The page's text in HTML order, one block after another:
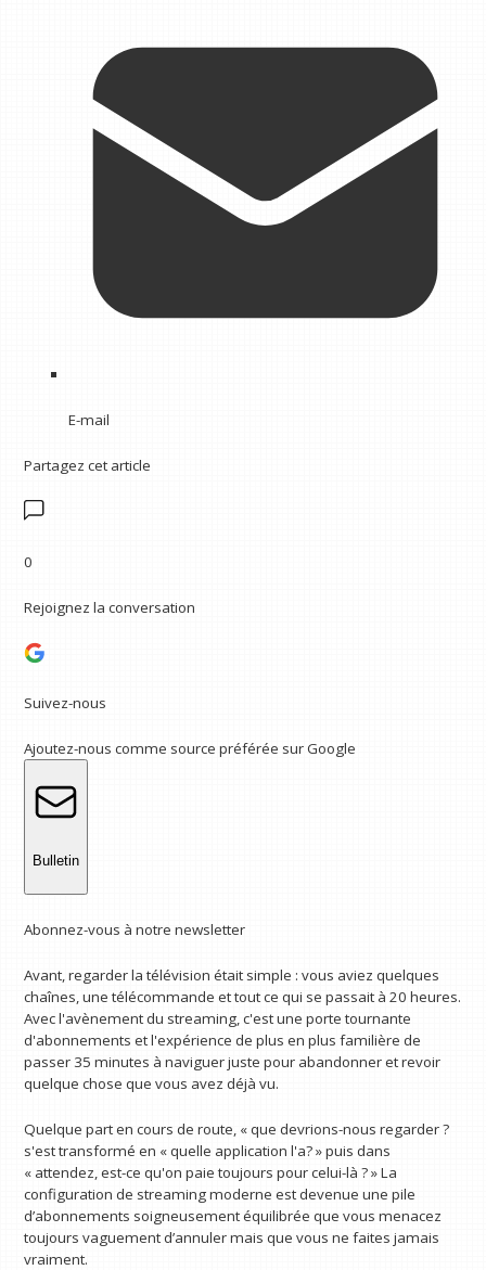
E-mail
Partagez cet article
0
Rejoignez la conversation
Suivez-nous
Ajoutez-nous comme source préférée sur Google
Bulletin
Abonnez-vous à notre newsletter
Avant, regarder la télévision était simple : vous aviez quelques
chaînes, une télécommande et tout ce qui se passait à 20 heures.
Avec l'avènement du streaming, c'est une porte tournante
d'abonnements et l'expérience de plus en plus familière de
passer 35 minutes à naviguer juste pour abandonner et revoir
quelque chose que vous avez déjà vu.
Quelque part en cours de route, « que devrions-nous regarder ?
s'est transformé en « quelle application l'a? » puis dans
« attendez, est-ce qu'on paie toujours pour celui-là ? » La
configuration de streaming moderne est devenue une pile
d’abonnements soigneusement équilibrée que vous menacez
toujours vaguement d’annuler mais que vous ne faites jamais
vraiment.